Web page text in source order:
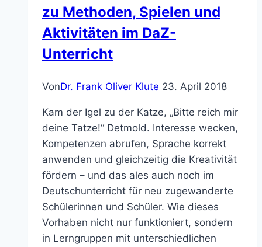
zu Methoden, Spielen und
Aktivitäten im DaZ-
Unterricht
VonDr. Frank Oliver Klute 23. April 2018
Kam der Igel zu der Katze, „Bitte reich mir
deine Tatze!“ Detmold. Interesse wecken,
Kompetenzen abrufen, Sprache korrekt
anwenden und gleichzeitig die Kreativität
fördern – und das ales auch noch im
Deutschunterricht für neu zugewanderte
Schülerinnen und Schüler. Wie dieses
Vorhaben nicht nur funktioniert, sondern
in Lerngruppen mit unterschiedlichen